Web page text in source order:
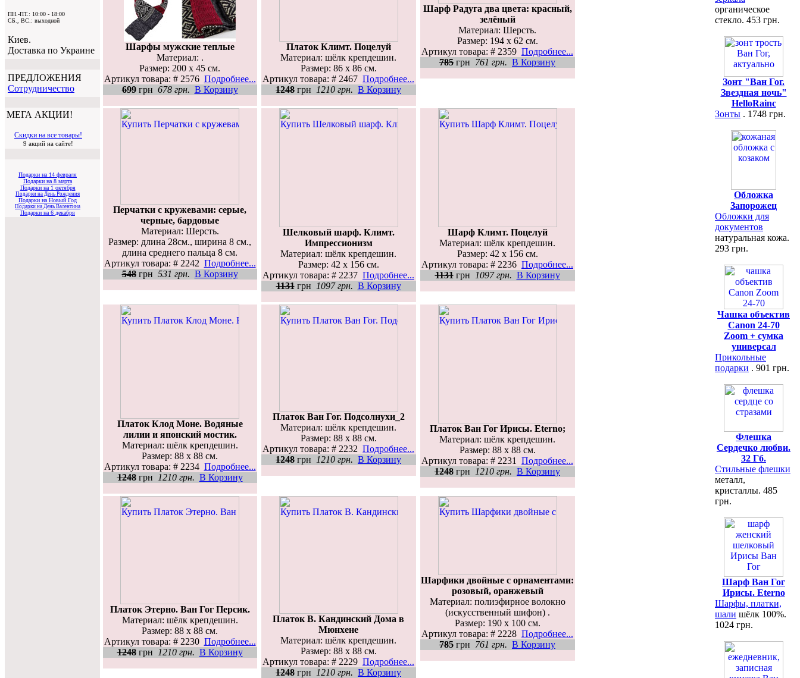
ПН.-ПТ.: 10:00 - 18:00
СБ., ВС.: выходной
Киев.
Доставка по Украине
ПРЕДЛОЖЕНИЯ
Cотрудничество
МЕГА АКЦИИ!
Скидки на все товары!
9 акций на сайте!
Подарки на 14 февраля
Подарки на 8 марта
Подарки на 1 октября
Подарки на День Рождения
Подарки на Новый Год
Подарки на День Валентина
Подарки на 6 декабря
Шарфы мужские теплые
Материал: .
Размер: 200 х 45 см.
Артикул товара: # 2576 Подробнее...
699грн 678 грн. В Корзину
Платок Климт. Поцелуй
Материал: шёлк крепдешин.
Размер: 86 х 86 см.
Артикул товара: # 2467 Подробнее...
1248 грн 1210 грн. В Корзину
Шарф Радуга два цвета: красный,
зелёный
Материал: Шерсть.
Размер: 194 х 62 см.
Артикул товара: # 2359 Подробнее...
785 грн 761 грн. В Корзину
Перчатки с кружевами: серые,
черные, бардовые
Материал: Шерсть.
Размер: длина 28см., ширина 8 см.,
длина среднего пальца 8 см.
Артикул товара: # 2242 Подробнее...
548грн 531 грн. В Корзину
Шелковый шарф. Климт.
Импрессионизм
Материал: шёлк крепдешин.
Размер: 42 х 156 см.
Артикул товара: # 2237 Подробнее...
1131грн 1097 грн. В Корзину
Шарф Климт. Поцелуй
Материал: шёлк крепдешин.
Размер: 42 х 156 см.
Артикул товара: # 2236 Подробнее...
1131грн 1097 грн. В Корзину
Платок Клод Моне. Водяные
лилии и японский мостик.
Материал: шёлк крепдешин.
Размер: 88 х 88 см.
Артикул товара: # 2234 Подробнее...
1248грн 1210 грн. В Корзину
Платок Ван Гог. Подсолнухи_2
Материал: шёлк крепдешин.
Размер: 88 х 88 см.
Артикул товара: # 2232 Подробнее...
1248 грн 1210 грн. В Корзину
Платок Ван Гог Ирисы. Eterno;
Материал: шёлк крепдешин.
Размер: 88 х 88 см.
Артикул товара: # 2231 Подробнее...
1248 грн 1210 грн. В Корзину
Платок Этерно. Ван Гог Персик.
Материал: шёлк крепдешин.
Размер: 88 х 88 см.
Артикул товара: # 2230 Подробнее...
1248грн 1210 грн. В Корзину
Платок В. Кандинский Дома в
Мюнхене
Материал: шёлк крепдешин.
Размер: 88 х 88 см.
Артикул товара: # 2229 Подробнее...
1248 грн 1210 грн. В Корзину
Шарфики двойные с орнаментами:
розовый, оранжевый
Материал: полиэфирное волокно
(искусственный шифон) .
Размер: 190 х 100 см.
Артикул товара: # 2228 Подробнее...
785 грн 761 грн. В Корзину
органическое
стекло. 453 грн.
Зонт "Ван Гог.
Звездная ночь"
HelloRainc
Зонты . 1748 грн.
Обложка
Запорожец
Обложки для
документов
натуральная кожа.
293 грн.
Чашка объектив
Canon 24-70
Zoom + сумка
универсал
Прикольные
подарки . 901 грн.
Флешка
Сердечко любви.
32 Гб.
Стильные флешки
металл,
кристаллы. 485
грн.
Шарф Ван Гог
Ирисы. Eterno
Шарфы, платки,
шали шёлк 100%.
1024 грн.